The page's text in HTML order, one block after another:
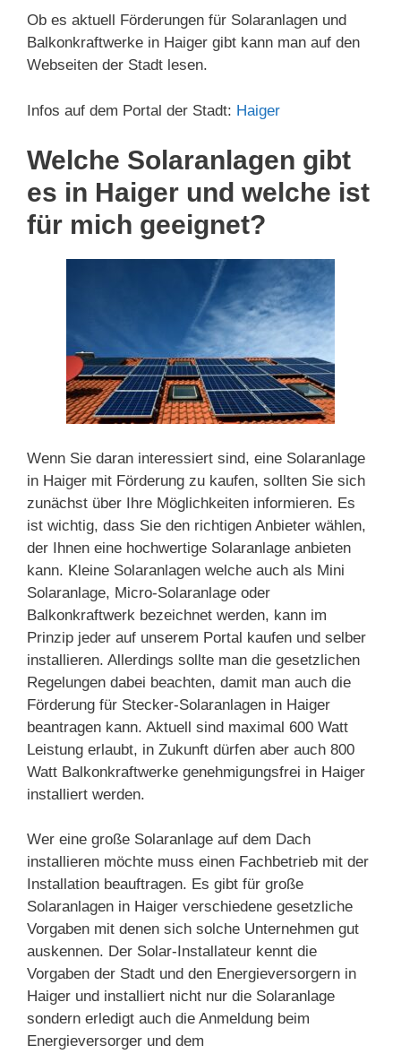
Ob es aktuell Förderungen für Solaranlagen und
Balkonkraftwerke in Haiger gibt kann man auf den
Webseiten der Stadt lesen.
Infos auf dem Portal der Stadt: Haiger
Welche Solaranlagen gibt
es in Haiger und welche ist
für mich geeignet?
Wenn Sie daran interessiert sind, eine Solaranlage
in Haiger mit Förderung zu kaufen, sollten Sie sich
zunächst über Ihre Möglichkeiten informieren. Es
ist wichtig, dass Sie den richtigen Anbieter wählen,
der Ihnen eine hochwertige Solaranlage anbieten
kann. Kleine Solaranlagen welche auch als Mini
Solaranlage, Micro-Solaranlage oder
Balkonkraftwerk bezeichnet werden, kann im
Prinzip jeder auf unserem Portal kaufen und selber
installieren. Allerdings sollte man die gesetzlichen
Regelungen dabei beachten, damit man auch die
Förderung für Stecker-Solaranlagen in Haiger
beantragen kann. Aktuell sind maximal 600 Watt
Leistung erlaubt, in Zukunft dürfen aber auch 800
Watt Balkonkraftwerke genehmigungsfrei in Haiger
installiert werden.
Wer eine große Solaranlage auf dem Dach
installieren möchte muss einen Fachbetrieb mit der
Installation beauftragen. Es gibt für große
Solaranlagen in Haiger verschiedene gesetzliche
Vorgaben mit denen sich solche Unternehmen gut
auskennen. Der Solar-Installateur kennt die
Vorgaben der Stadt und den Energieversorgern in
Haiger und installiert nicht nur die Solaranlage
sondern erledigt auch die Anmeldung beim
Energieversorger und dem